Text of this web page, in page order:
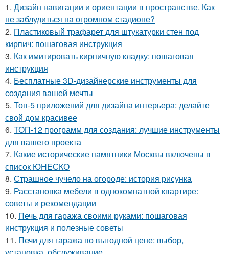
1. Дизайн навигации и ориентации в пространстве. Как
не заблудиться на огромном стадионе?
2. Пластиковый трафарет для штукатурки стен под
кирпич: пошаговая инструкция
3. Как имитировать кирпичную кладку: пошаговая
инструкция
4. Бесплатные 3D-дизайнерские инструменты для
создания вашей мечты
5. Топ-5 приложений для дизайна интерьера: делайте
свой дом красивее
6. ТОП-12 программ для создания: лучшие инструменты
для вашего проекта
7. Какие исторические памятники Москвы включены в
список ЮНЕСКО
8. Страшное чучело на огороде: история рисунка
9. Расстановка мебели в однокомнатной квартире:
советы и рекомендации
10. Печь для гаража своими руками: пошаговая
инструкция и полезные советы
11. Печи для гаража по выгодной цене: выбор,